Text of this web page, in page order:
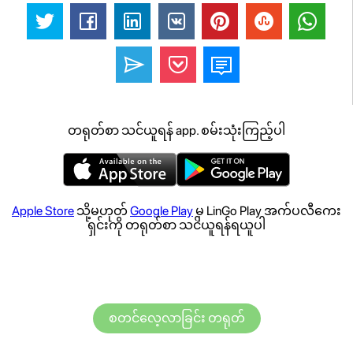
တရုတ်စာ သင်ယူရန် app. စမ်းသုံးကြည့်ပါ
Apple Store သို့မဟုတ် Google Play မှ LinGo Play အက်ပလီကေး
ရှင်းကို တရုတ်စာ သင်ယူရန်ရယူပါ
စတင်လေ့လာခြင်း တရုတ်